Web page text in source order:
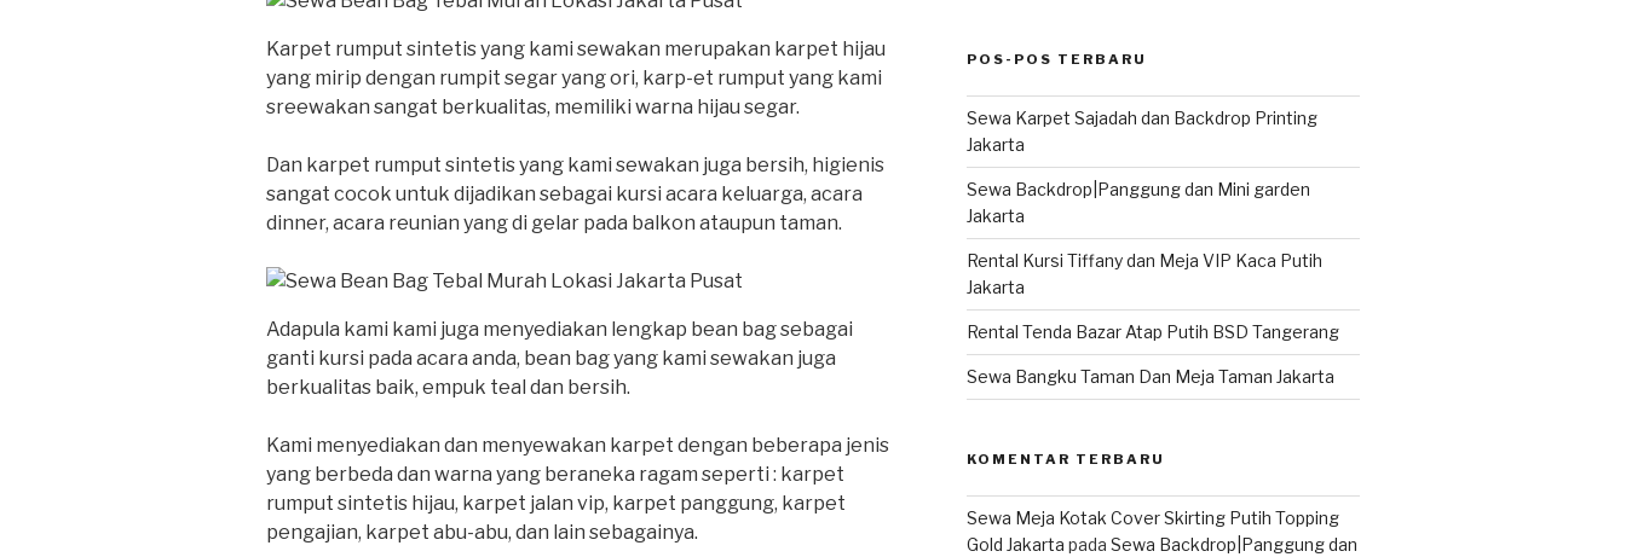
Karpet rumput sintetis yang kami sewakan merupakan karpet hijau
yang mirip dengan rumpit segar yang ori, karp-et rumput yang kami
sreewakan sangat berkualitas, memiliki warna hijau segar.
Dan karpet rumput sintetis yang kami sewakan juga bersih, higienis
sangat cocok untuk dijadikan sebagai kursi acara keluarga, acara
dinner, acara reunian yang di gelar pada balkon ataupun taman.
Adapula kami kami juga menyediakan lengkap bean bag sebagai
ganti kursi pada acara anda, bean bag yang kami sewakan juga
berkualitas baik, empuk teal dan bersih.
Kami menyediakan dan menyewakan karpet dengan beberapa jenis
yang berbeda dan warna yang beraneka ragam seperti : karpet
rumput sintetis hijau, karpet jalan vip, karpet panggung, karpet
pengajian, karpet abu-abu, dan lain sebagainya.
POS-POS TERBARU
Sewa Karpet Sajadah dan Backdrop Printing
Jakarta
Sewa Backdrop|Panggung dan Mini garden
Jakarta
Rental Kursi Tiffany dan Meja VIP Kaca Putih
Jakarta
Rental Tenda Bazar Atap Putih BSD Tangerang
Sewa Bangku Taman Dan Meja Taman Jakarta
KOMENTAR TERBARU
Sewa Meja Kotak Cover Skirting Putih Topping
Gold Jakarta pada Sewa Backdrop|Panggung dan